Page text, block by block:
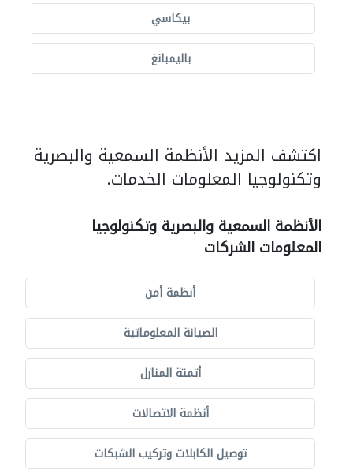
بيكاسي
باليمبانغ
اكتشف المزيد الأنظمة السمعية والبصرية
وتكنولوجيا المعلومات الخدمات.
الأنظمة السمعية والبصرية وتكنولوجيا
المعلومات الشركات
أنظمة أمن
الصيانة المعلوماتية
أتمتة المنازل
أنظمة الاتصالات
توصيل الكابلات وتركيب الشبكات